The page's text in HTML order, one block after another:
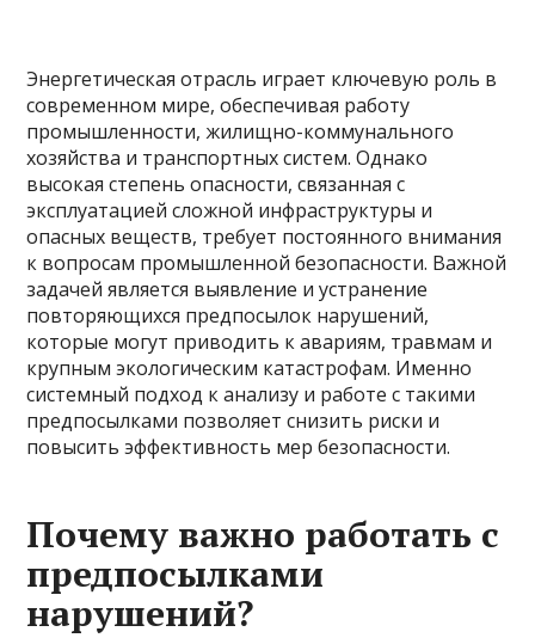
Энергетическая отрасль играет ключевую роль в
современном мире, обеспечивая работу
промышленности, жилищно-коммунального
хозяйства и транспортных систем. Однако
высокая степень опасности, связанная с
эксплуатацией сложной инфраструктуры и
опасных веществ, требует постоянного внимания
к вопросам промышленной безопасности. Важной
задачей является выявление и устранение
повторяющихся предпосылок нарушений,
которые могут приводить к авариям, травмам и
крупным экологическим катастрофам. Именно
системный подход к анализу и работе с такими
предпосылками позволяет снизить риски и
повысить эффективность мер безопасности.
Почему важно работать с
предпосылками
нарушений?